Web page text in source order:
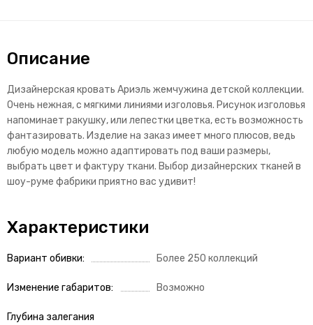
Описание
Дизайнерская кровать Ариэль жемчужина детской коллекции.
Очень нежная, с мягкими линиями изголовья. Рисунок изголовья
напоминает ракушку, или лепестки цветка, есть возможность
фантазировать. Изделие на заказ имеет много плюсов, ведь
любую модель можно адаптировать под ваши размеры,
выбрать цвет и фактуру ткани. Выбор дизайнерских тканей в
шоу-руме фабрики приятно вас удивит!
Характеристики
Вариант обивки Более 250 коллекций
Изменение габаритов Возможно
Глубина залегания